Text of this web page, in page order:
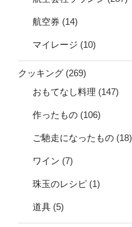
航空券 (14)
マイレージ (10)
クッキング (269)
おもてなし料理 (147)
作ったもの (106)
ご馳走になったもの (18)
ワイン (7)
珠玉のレシピ (1)
道具 (5)